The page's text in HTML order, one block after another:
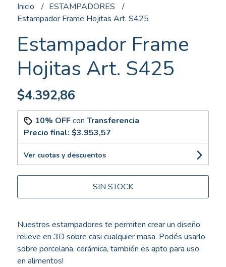
Inicio
ESTAMPADORES
Estampador Frame Hojitas Art. S425
Estampador Frame
Hojitas Art. S425
$4.392,86
10% OFFcon Transferencia
Precio final: $3.953,57
Ver cuotas y descuentos
SIN STOCK
Nuestros estampadores te permiten crear un diseño
relieve en 3D sobre casi cualquier masa. Podés usarlo
sobre porcelana, cerámica, también es apto para uso
en alimentos!